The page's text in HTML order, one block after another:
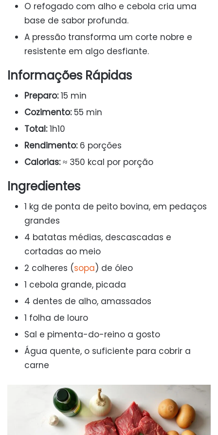
O refogado com alho e cebola cria uma
base de sabor profunda.
A pressão transforma um corte nobre e
resistente em algo desfiante.
Informações Rápidas
Preparo:15 min
Cozimento:55 min
Total:1h10
Rendimento:6 porções
Calorias:≈ 350 kcal por porção
Ingredientes
1 kg de ponta de peito bovina, em pedaços
grandes
4 batatas médias, descascadas e
cortadas ao meio
2 colheres (sopa) de óleo
1 cebola grande, picada
4 dentes de alho, amassados
1 folha de louro
Sal e pimenta-do-reino a gosto
Água quente, o suficiente para cobrir a
carne